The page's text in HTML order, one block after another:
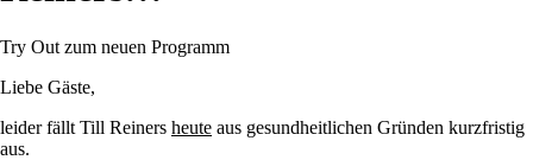
Try Out zum neuen Programm
Liebe Gäste,
leider fällt Till Reiners heute aus gesundheitlichen Gründen kurzfristig
aus.